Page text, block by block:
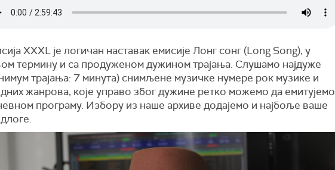
XXXL је логичан наставак емисије Лонг сонг (Long Song), у
термину и са продуженом дужином трајања. Слушамо најдуже
трајања: 7 минута) снимљене музичке нумере рок музике и
жанрова, које управо због дужине ретко можемо да емитујемо
програму. Избору из наше архиве додајемо и најбоље ваше